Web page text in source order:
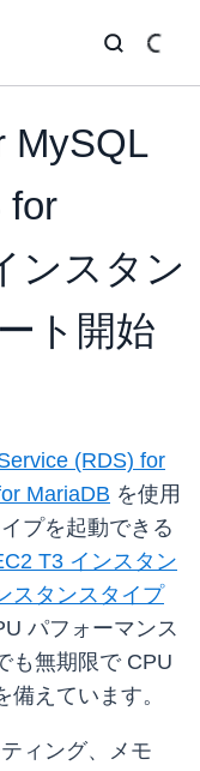
MySQL
for
ンスタン
ト開始
(RDS) for
MariaDB を使用
プを起動できる
T3 インスタン
スタンスタイプ
パフォーマンス
も無期限で CPU
えています。
ィング、メモ